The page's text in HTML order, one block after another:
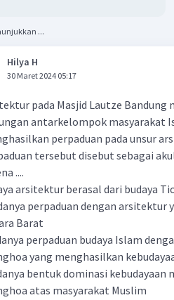
...
Hilya H
30 Maret 2024 05:17
pada Masjid Lautze Bandung
antarkelompok masyarakat
perpaduan pada unsur
tersebut disebut sebagai
....
arsitektur berasal dari budaya
perpaduan dengan arsitektur
Barat
perpaduan budaya Islam
yang menghasilkan
bentuk dominasi kebudayaan
atas masyarakat Muslim